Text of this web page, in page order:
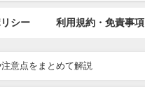
シー 利用規約・免責事項
意点をまとめて解説